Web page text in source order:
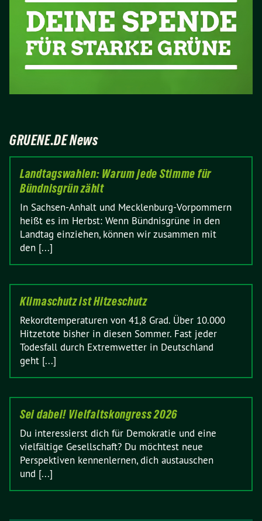
GRUENE.DE News
Landtagswahlen: Warum jede Stimme für
Bündnisgrün zählt
In Sachsen-Anhalt und Mecklenburg-Vorpommern
heißt es im Herbst: Wenn Bündnisgrüne in den
Landtag einziehen, können wir zusammen mit
den [...]
Klimaschutz ist Hitzeschutz
Rekordtemperaturen von 41,8 Grad. Über 10.000
Hitzetote bisher in diesen Sommer. Fast jeder
Todesfall durch Extremwetter in Deutschland
geht [...]
Sei dabei! Vielfaltskongress 2026
Du interessierst dich für Demokratie und eine
vielfältige Gesellschaft? Du möchtest neue
Perspektiven kennenlernen, dich austauschen
und [...]